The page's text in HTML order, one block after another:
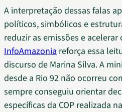
A interpretação dessas falas
políticos, simbólicos e
reduzir as emissões e
InfoAmazonia reforça essa
discurso de Marina Silva. A
desde a Rio 92 não ocorreu
sempre conseguiu orientar
específicas da COP realizada